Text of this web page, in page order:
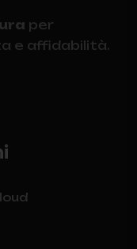
per
e affidabilità.